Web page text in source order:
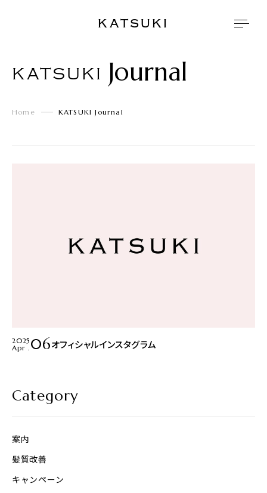
KATSUKI
KATSUKI Journal
Home KATSUKI Journal
2025
Apr . 06オフィシャルインスタグラム
Category
案内
髪質改善
キャンペーン